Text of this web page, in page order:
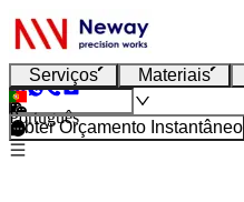
Serviços Materiais
Português
Obter Orçamento Instantâneo